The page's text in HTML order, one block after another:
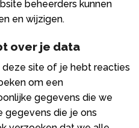
beheerders kunnen
en wijzigen.
over je data
site of je hebt reacties
om een
gegevens die we
gegevens die je ons